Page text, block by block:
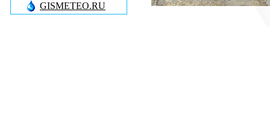
GISMETEO.RU